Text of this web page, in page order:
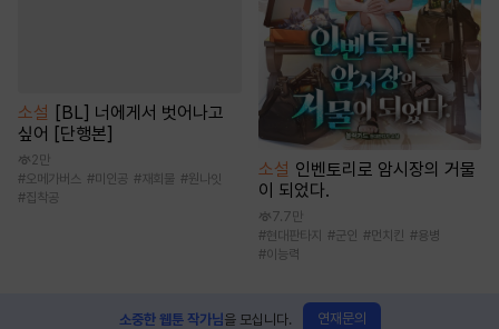
소설
[BL] 너에게서 벗어나고
싶어 [단행본]
2만
#오메가버스 #미인공 # 재회물 #원나잇
#집착공
소설 인벤토리로 암시장의 거물
이 되었다.
7.7만
#현대판타지 #군인 #먼치킨 #용병
#이능력
소중한 웹툰 작가님을 모십니다. 연재문의